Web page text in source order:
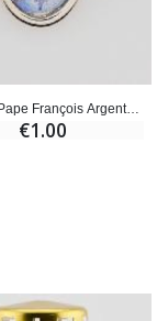
€23.00
Médaille Pape François Argentée - 15mm
€1.00